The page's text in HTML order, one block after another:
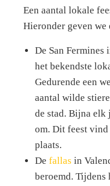
Een aantal lokale
Hieronder geven we
De San
het bekendste
Gedurende een
aantal wilde
de stad. Bijna elk
om. Dit feest
plaats.
De fallas in
beroemd. Tijdens